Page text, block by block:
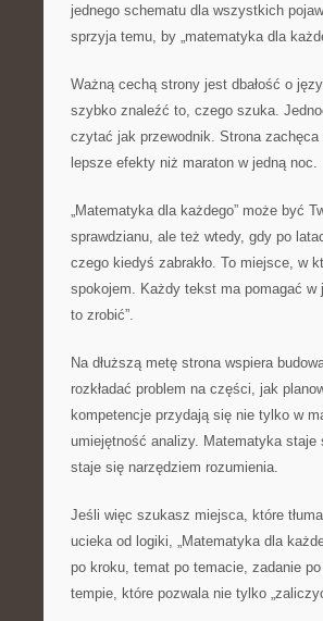
jednego schematu dla wszystkich
sprzyja temu, by „matematyka dla
Ważną cechą strony jest dbałość o
szybko znaleźć to, czego szuka.
czytać jak przewodnik. Strona
lepsze efekty niż maraton w jedną noc.
„Matematyka dla każdego” może być
sprawdzianu, ale też wtedy, gdy po
czego kiedyś zabrakło. To miejsce, w
spokojem. Każdy tekst ma pomagać w
to zrobić”.
Na dłuższą metę strona wspiera
rozkładać problem na części, jak
kompetencje przydają się nie tylko w
umiejętność analizy. Matematyka
staje się narzędziem rozumienia.
Jeśli więc szukasz miejsca, które
ucieka od logiki, „Matematyka dla
po kroku, temat po temacie, zadanie
tempie, które pozwala nie tylko